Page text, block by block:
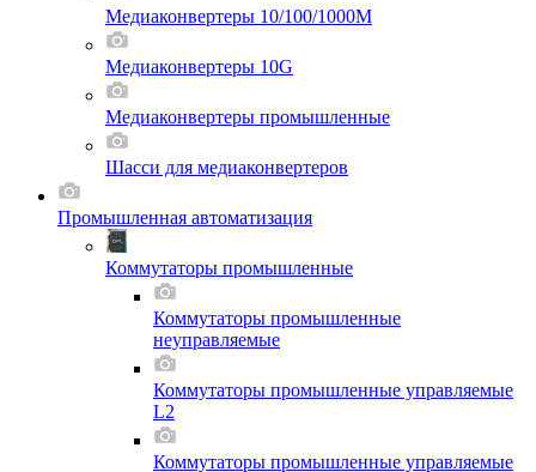
Медиаконвертеры 10/100/1000M
Медиаконвертеры 10G
Медиаконвертеры промышленные
Шасси для мeдиаконвертеров
Промышленная автоматизация
Коммутаторы промышленные
Коммутаторы промышленные
неуправляемые
Коммутаторы промышленные управляемые
L2
Коммутаторы промышленные управляемые